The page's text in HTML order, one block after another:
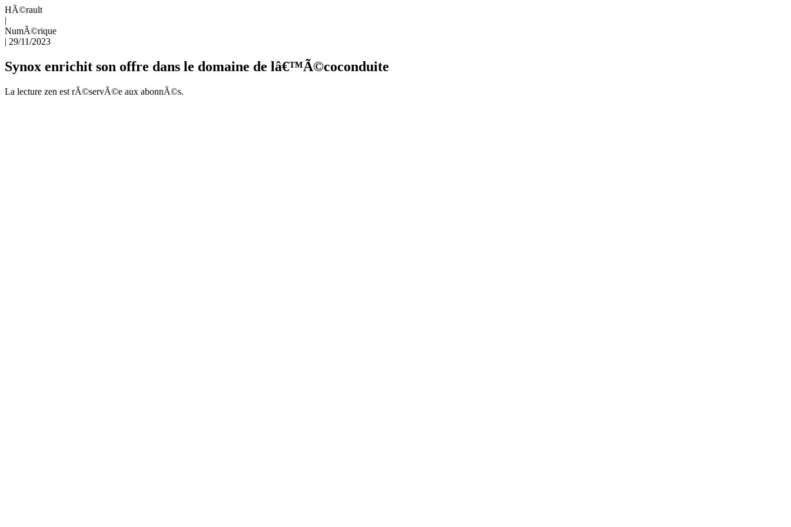
HÃ©rault
|
NumÃ©rique
| 29/11/2023
Synox enrichit son offre dans le domaine de lâ€™Ã©coconduite
La lecture zen est rÃ©servÃ©e aux abonnÃ©s.